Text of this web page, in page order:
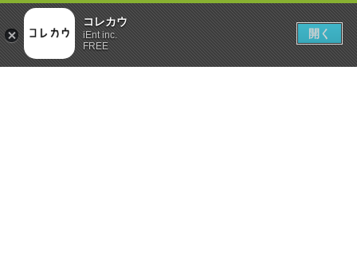
コレカウ
iEnt inc.
FREE
開く